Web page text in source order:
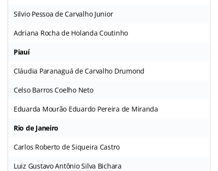
Silvio Pessoa de Carvalho Junior
Adriana Rocha de Holanda Coutinho
Piauí
Cláudia Paranaguá de Carvalho Drumond
Celso Barros Coelho Neto
Eduarda Mourão Eduardo Pereira de Miranda
Rio de Janeiro
Carlos Roberto de Siqueira Castro
Luiz Gustavo Antônio Silva Bichara